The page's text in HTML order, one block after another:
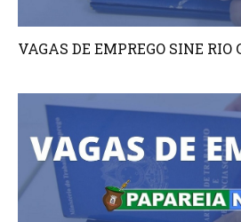
VAGAS DE EMPREGO SINE RIO